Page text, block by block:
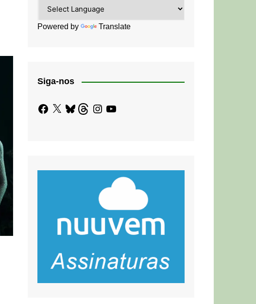
Powered by Translate
Siga-nos
Facebook
X BlueskyThreadsInstagram
YouTube